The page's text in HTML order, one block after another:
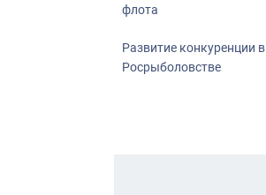
флота
Развитие конкуренции в
Росрыболовстве